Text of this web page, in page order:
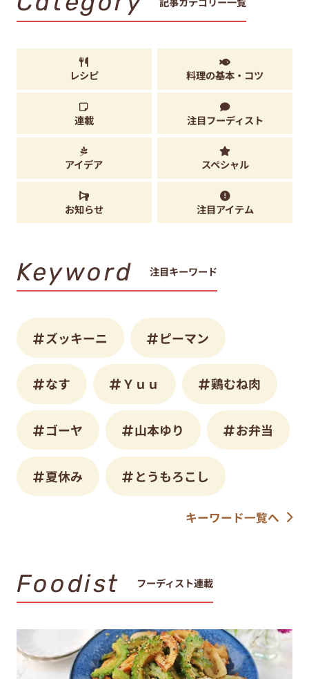
レシピ 料理の基本・コツ
連載 注目フーディスト
アイデア スペシャル
お知らせ 注目アイテム
Keyword 注目キーワード
ズッキーニ ピーマン
なす Ｙｕｕ 鶏むね肉
ゴーヤ 山本ゆり お弁当
夏休み とうもろこし
キーワード一覧へ
Foodist フーディスト連載